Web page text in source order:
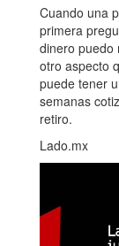
Cuando una
primera
dinero puedo
otro aspecto
puede tener
semanas
retiro.
Lado.mx